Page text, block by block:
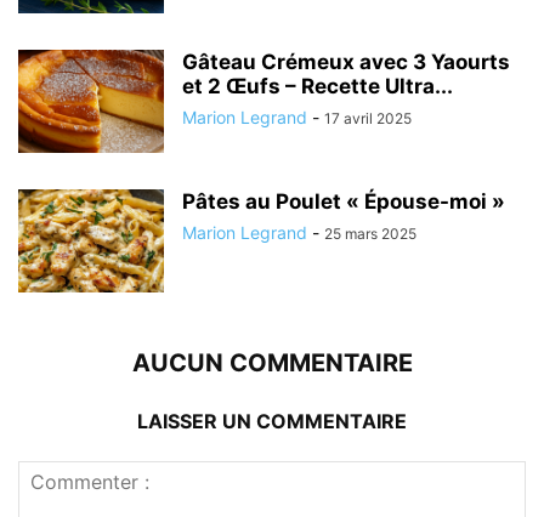
Gâteau Crémeux avec 3 Yaourts
et 2 Œufs – Recette Ultra...
Marion Legrand - 17 avril 2025
Pâtes au Poulet « Épouse-moi »
Marion Legrand - 25 mars 2025
AUCUN COMMENTAIRE
LAISSER UN COMMENTAIRE